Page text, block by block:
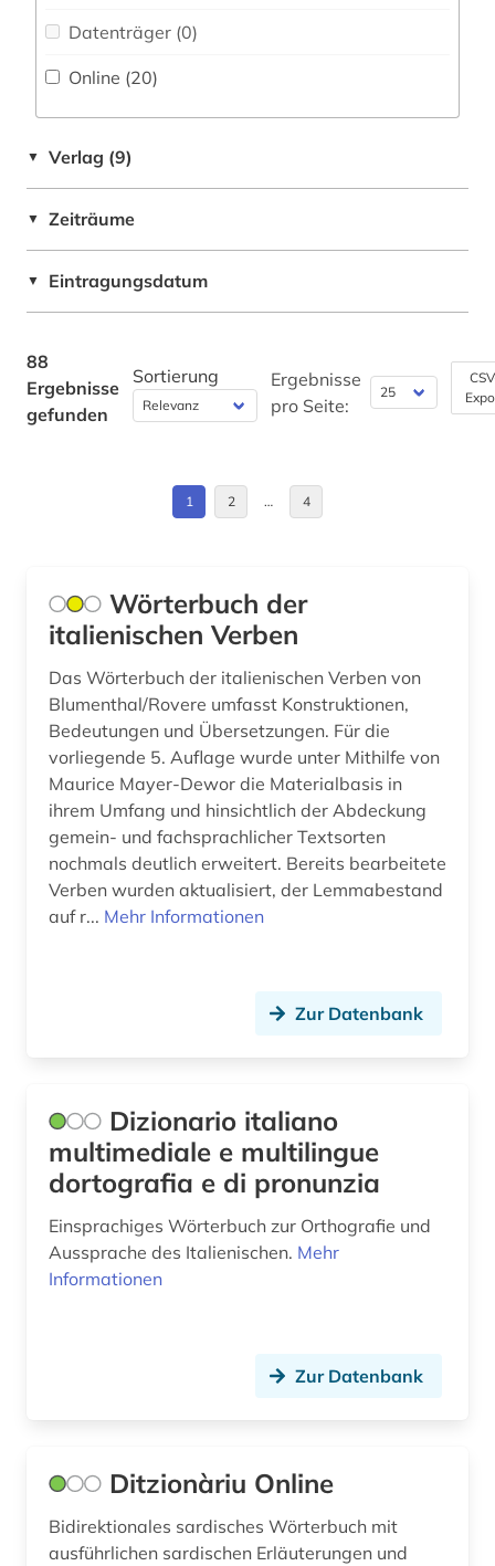
koreanisch (1)
korpus (5)
kulturwissenschaften (2)
lebensmittel (1)
literaturwissenschaft (5)
lusitanistik (2)
mandarin (1)
mehrsprachig (1)
mehrsprachiges wörterbuch (1)
morphologie (1)
musik (1)
nachschlagewerk (1)
online-publikation (1)
oral history (1)
paläographie (1)
reiseverkehrsgeographie (1)
romanische sprachen und literaturen (1)
Datenträger (0)
Online (20)
▼ Verlag (9)
▼ Zeiträume
▼ Eintragungsdatum
88
Ergebnisse
gefunden
Sortierung
Ergebnisse
pro Seite:
1 2 … 4
Wörterbuch der
italienischen Verben
Das Wörterbuch der italienischen Verben von
Blumenthal/Rovere umfasst Konstruktionen,
Bedeutungen und Übersetzungen. Für die
vorliegende 5. Auflage wurde unter Mithilfe von
Maurice Mayer-Dewor die Materialbasis in
ihrem Umfang und hinsichtlich der Abdeckung
gemein- und fachsprachlicher Textsorten
nochmals deutlich erweitert. Bereits bearbeitete
Verben wurden aktualisiert, der Lemmabestand
auf r... Mehr Informationen
Zur Datenbank
Dizionario italiano
multimediale e multilingue
dortografia e di pronunzia
Einsprachiges Wörterbuch zur Orthografie und
Aussprache des Italienischen. Mehr
Informationen
Zur Datenbank
Ditzionàriu Online
Bidirektionales sardisches Wörterbuch mit
ausführlichen sardischen Erläuterungen und